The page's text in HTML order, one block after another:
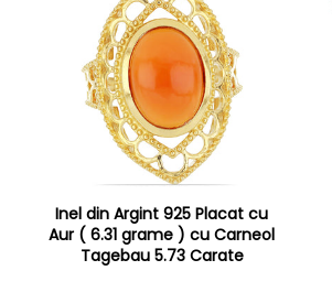
Inel din Argint 925 Placat cu
Aur ( 6.31 grame ) cu Carneol
Tagebau 5.73 Carate